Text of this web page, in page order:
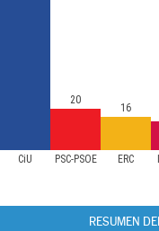
CiU PSC-PSOE ERC
20
16
RESUMEN